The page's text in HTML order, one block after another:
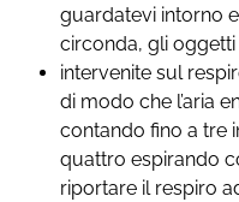
guardatevi intorno
circonda, gli
intervenite sul
di modo che l’aria
contando fino a tre
quattro espirando
riportare il respiro